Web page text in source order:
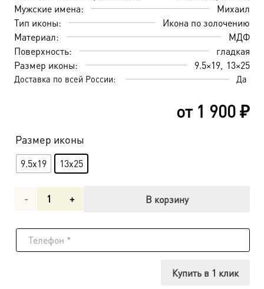
Мужские имена:
Михаил
Тип иконы:
Икона по золочению
Материал:
МДФ
Поверхность:
гладкая
Размер иконы:
9.5×19 13×25
Доставка по всей России: Да
от 1 900₽
Размер иконы
9.5x19 13x25
Количество
Икона
В корзину
Купить в 1 клик